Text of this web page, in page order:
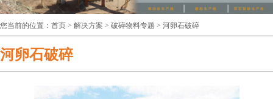
您当前的位置： 首页 > 解决方案 > 破碎物料专题 > 河卵石破碎
河卵石破碎